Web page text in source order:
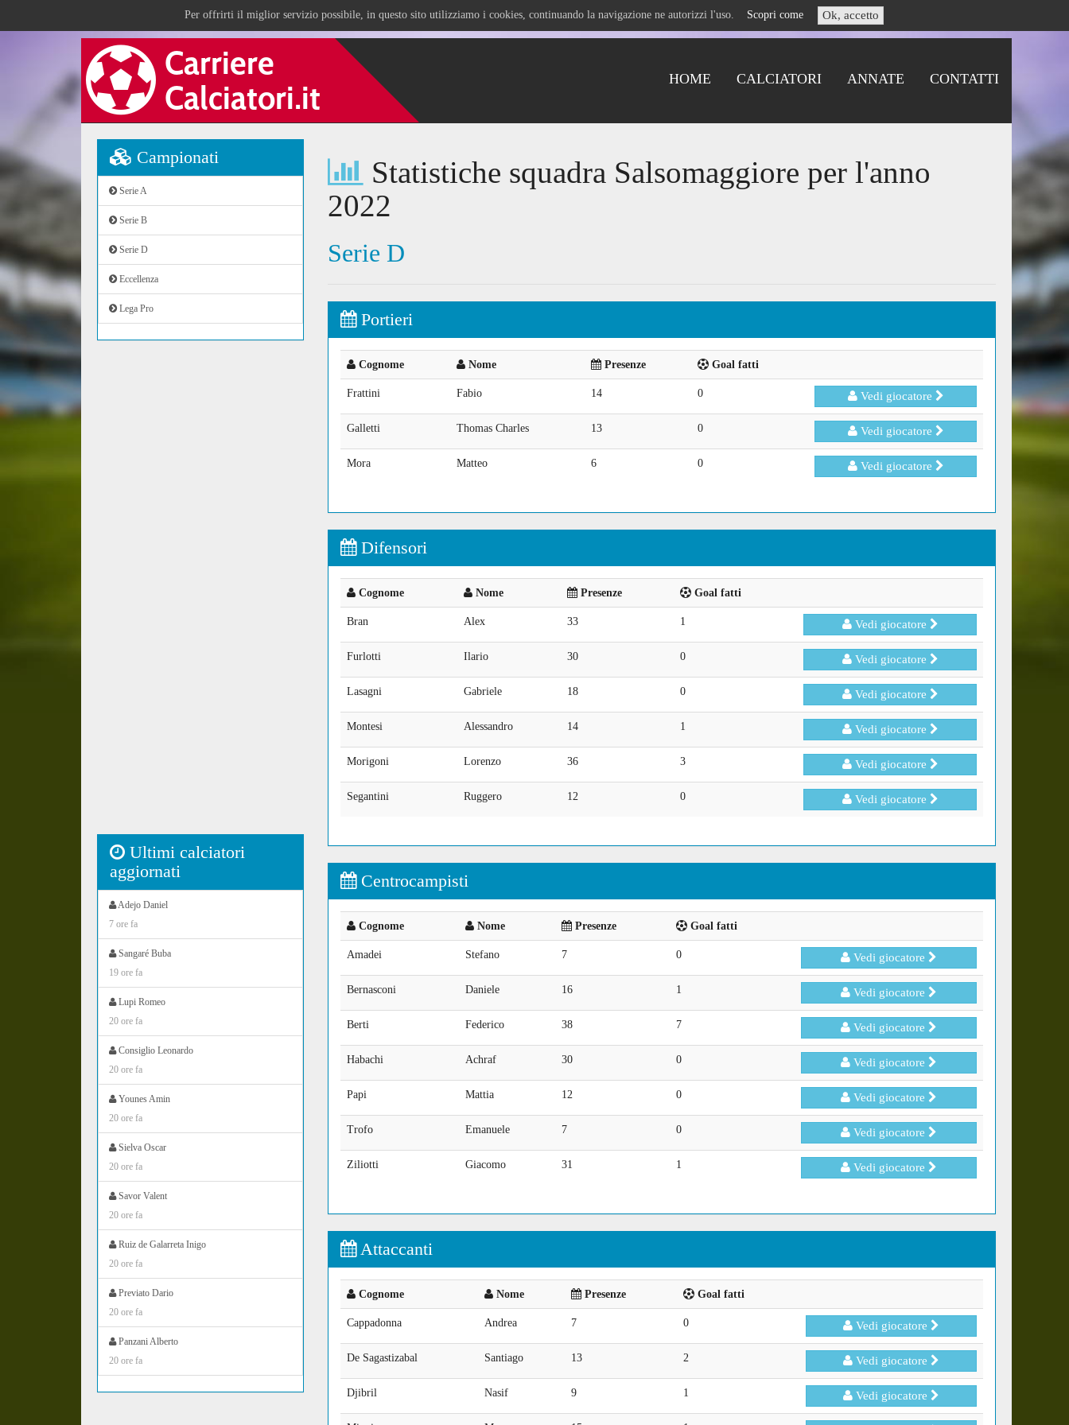
Per offrirti il miglior servizio possibile, in questo sito utilizziamo i cookies, continuando la navigazione ne autorizzi l'uso. Scopri come Ok, accetto
HOME CALCIATORI ANNATE CONTATTI
Campionati
Serie A
Serie B
Serie D
Eccellenza
Lega Pro
Ultimi calciatori
aggiornati
Adejo Daniel
7 ore fa
Sangaré Buba
19 ore fa
Lupi Romeo
20 ore fa
Consiglio Leonardo
20 ore fa
Younes Amin
20 ore fa
Sielva Oscar
20 ore fa
Savor Valent
20 ore fa
Ruiz de Galarreta Inigo
20 ore fa
Previato Dario
20 ore fa
Panzani Alberto
20 ore fa
Statistiche squadra Salsomaggiore per l'anno
2022
Serie D
Portieri
Cognome Nome Presenze Goal fatti
Frattini Fabio 14 0 Vedi giocatore
Galletti Thomas Charles 13 0 Vedi giocatore
Mora Matteo 6 0 Vedi giocatore
Difensori
Cognome Nome Presenze Goal fatti
Bran Alex 33 1 Vedi giocatore
Furlotti Ilario 30 0 Vedi giocatore
Lasagni Gabriele 18 0 Vedi giocatore
Montesi Alessandro 14 1 Vedi giocatore
Morigoni Lorenzo 36 3 Vedi giocatore
Segantini Ruggero 12 0 Vedi giocatore
Centrocampisti
Cognome Nome Presenze Goal fatti
Amadei Stefano 7 0 Vedi giocatore
Bernasconi Daniele 16 1 Vedi giocatore
Berti Federico 38 7 Vedi giocatore
Habachi Achraf 30 0 Vedi giocatore
Papi Mattia 12 0 Vedi giocatore
Trofo Emanuele 7 0 Vedi giocatore
Ziliotti Giacomo 31 1 Vedi giocatore
Attaccanti
Cognome Nome Presenze Goal fatti
Cappadonna Andrea 7 0 Vedi giocatore
De Sagastizabal Santiago 13 2 Vedi giocatore
Djibril Nasif 9 1 Vedi giocatore